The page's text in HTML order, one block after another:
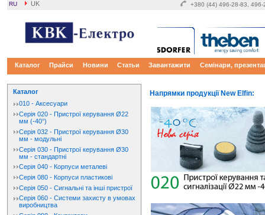
RU UK +380 (44) 496-28-83,
Каталог Прайси Новини Статьи Завантажити Семінари,
Каталог
010 - Аксесуари
Серія 020 - Пристрої керування Ø22
мм (-40°)
Серія 032 - Пристрої керування Ø30
мм - модульні
Серія 030 - Пристрої керування Ø30
мм - стандартні
Серія 040 - Корпуси металеві
Серія 080 - Корпуси пластикові
Серія 050 - Сигнальні та інші пристрої
Серія 060 - Системи захисту в умовах
виробництва
Напрямки продукції New Elfin: